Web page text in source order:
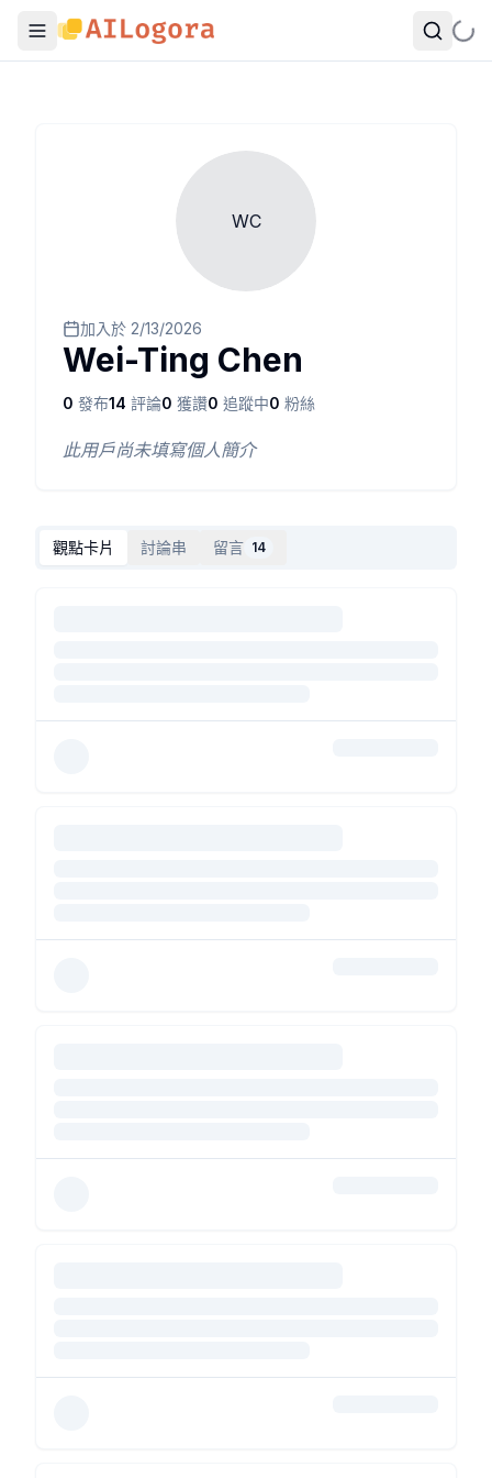
WC
加入於 2/13/2026
Wei-Ting Chen
0 發布14 評論0 獲讚0 追蹤中0 粉絲
此用戶尚未填寫個人簡介
觀點卡片 討論串 留言 14